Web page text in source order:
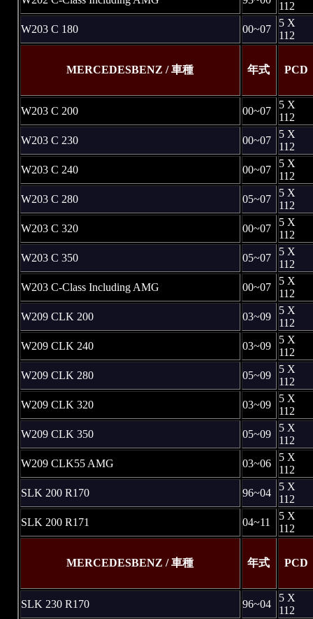
112
W203 C 180
00~07
5 X
112
MERCEDESBENZ / 車種 年式 PCD
W203 C 200 00~07
5 X
112
W203 C 230
00~07
5 X
112
W203 C 240
00~07
5 X
112
W203 C 280
05~07
5 X
112
W203 C 320
00~07
5 X
112
W203 C 350
05~07
5 X
112
W203 C-Class Including AMG
00~07
5 X
112
W209 CLK 200
03~09
5 X
112
W209 CLK 240
03~09
5 X
112
W209 CLK 280
05~09
5 X
112
W209 CLK 320
03~09
5 X
112
W209 CLK 350
05~09
5 X
112
W209 CLK55 AMG
03~06
5 X
112
SLK 200 R170
96~04
5 X
112
SLK 200 R171
04~11
5 X
112
MERCEDESBENZ / 車種 年式 PCD
SLK 230 R170 96~04
5 X
112